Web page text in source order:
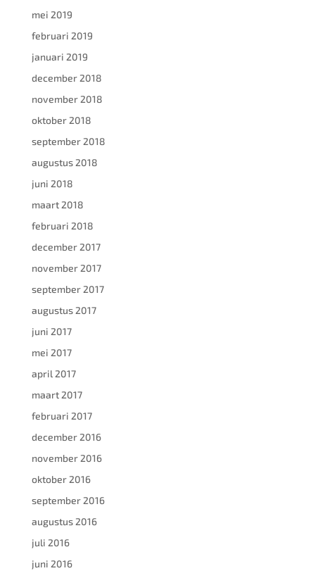
mei 2019
februari 2019
januari 2019
december 2018
november 2018
oktober 2018
september 2018
augustus 2018
juni 2018
maart 2018
februari 2018
december 2017
november 2017
september 2017
augustus 2017
juni 2017
mei 2017
april 2017
maart 2017
februari 2017
december 2016
november 2016
oktober 2016
september 2016
augustus 2016
juli 2016
juni 2016